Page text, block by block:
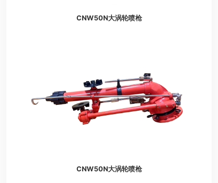
CNW50N大涡轮喷枪
CNW50N大涡轮喷枪